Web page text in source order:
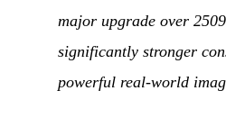
major upgrade over
significantly stronger
powerful real-world